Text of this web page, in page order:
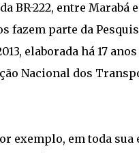
BR-222, entre Marabá
fazem parte da
elaborada há 17
Nacional dos
exemplo, em toda sua